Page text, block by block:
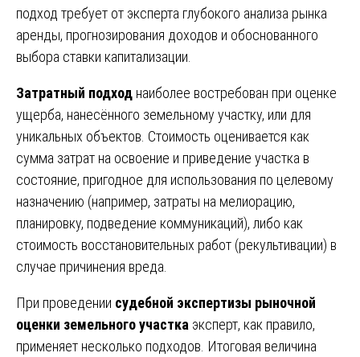
подход требует от эксперта глубокого анализа рынка
аренды, прогнозирования доходов и обоснованного
выбора ставки капитализации.
Затратный подход наиболее востребован при оценке
ущерба, нанесённого земельному участку, или для
уникальных объектов. Стоимость оценивается как
сумма затрат на освоение и приведение участка в
состояние, пригодное для использования по целевому
назначению (например, затраты на мелиорацию,
планировку, подведение коммуникаций), либо как
стоимость восстановительных работ (рекультивации) в
случае причинения вреда.
При проведении судебной экспертизы рыночной
оценки земельного участка эксперт, как правило,
применяет несколько подходов. Итоговая величина